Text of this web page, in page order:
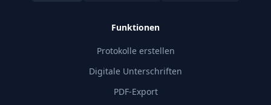
Funktionen
Protokolle erstellen
Digitale Unterschriften
PDF-Export